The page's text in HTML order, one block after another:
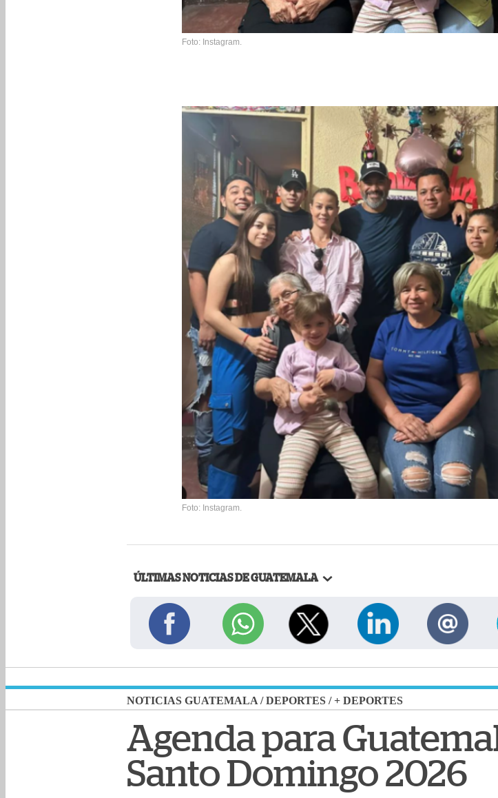
Foto: Instagram.
Foto: Instagram.
ÚLTIMAS NOTICIAS DE GUATEMALA
NOTICIAS GUATEMALA /DEPORTES /+ DEPORTES
Agenda para
Santo Domingo 2026